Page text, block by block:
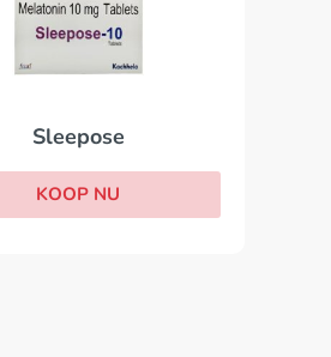
Sleepose
KOOP NU